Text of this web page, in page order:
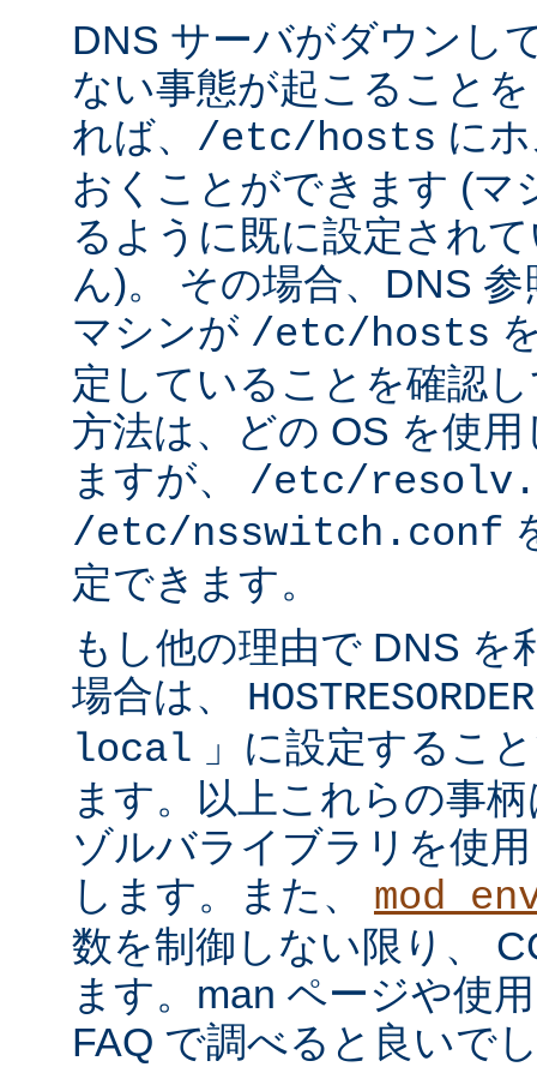
DNS サーバがダウンし
ない事態が起こること
れば、 /etc/hosts に
おくことができます (マ
るように既に設定され
ん)。 その場合、DNS
マシンが /etc/hosts
定していることを確認
方法は、どの OS を使
ますが、 /etc/
/etc/nsswitch.conf
定できます。
もし他の理由で DNS を
場合は、 HOSTRESORDER
local 」に設定するこ
ます。以上これらの事
ゾルバライブラリを使
します。また、
数を制御しない限り、
ます。man ページや使
FAQ で調べると良いで